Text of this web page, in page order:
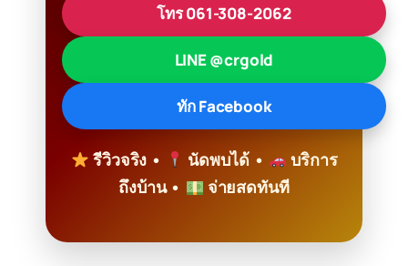
โทร 061-308-2062
LINE @crgold
ทัก Facebook
รีวิวจริง • นัดพบได้ •
บริการ
ถึงบ้าน •
จ่ายสดทันที